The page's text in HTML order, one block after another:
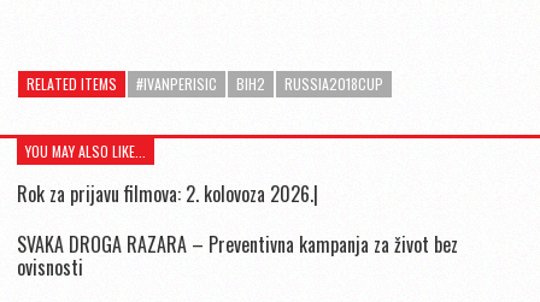
RELATED ITEMS #IVANPERISIC BIH2 RUSSIA2018CUP
YOU MAY ALSO LIKE...
Rok za prijavu filmova: 2. kolovoza 2026.|
SVAKA DROGA RAZARA – Preventivna kampanja za život bez
ovisnosti